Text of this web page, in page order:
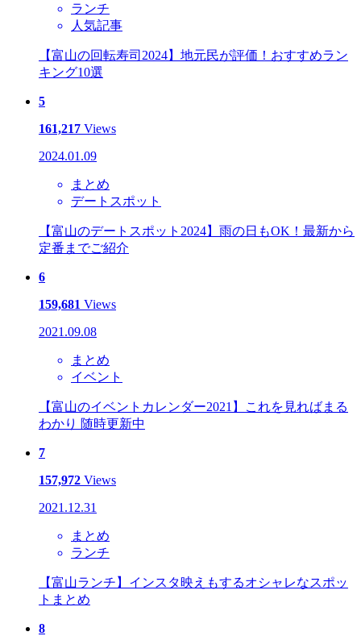
ランチ
人気記事
【富山の回転寿司2024】地元民が評価！おすすめラン
キング10選
5
161,217 Views
2024.01.09
まとめ
デートスポット
【富山のデートスポット2024】雨の日もOK！最新から
定番までご紹介
6
159,681 Views
2021.09.08
まとめ
イベント
【富山のイベントカレンダー2021】これを見ればまる
わかり 随時更新中
7
157,972 Views
2021.12.31
まとめ
ランチ
【富山ランチ】インスタ映えもするオシャレなスポッ
トまとめ
8